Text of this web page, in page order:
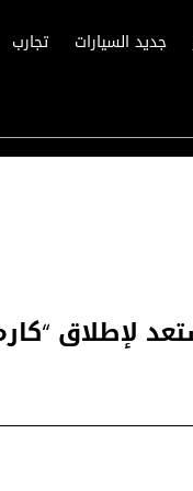
جديد السيارات تجارب
“كارمن